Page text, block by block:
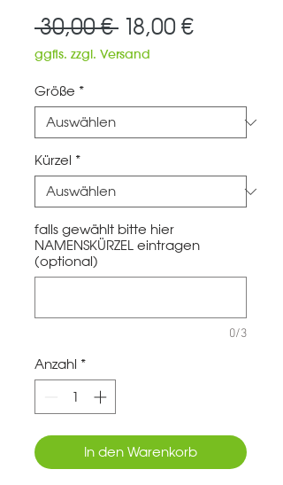
30,00 € Standardpreis
18,00 €Sale-
ggfls. zzgl. Versand
Größe *
Kürzel *
falls gewählt bitte hier
NAMENSKÜRZEL eintragen
(optional)
0/3
Anzahl *
In den Warenkorb